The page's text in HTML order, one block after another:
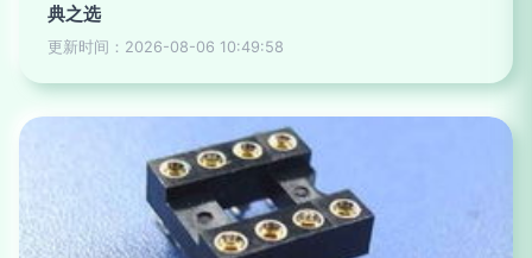
典之选
更新时间：2026-08-06 10:49:58